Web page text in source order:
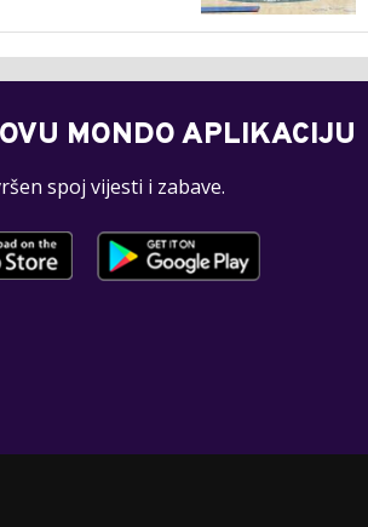
MONDO APLIKACIJU
spoj vijesti i zabave.